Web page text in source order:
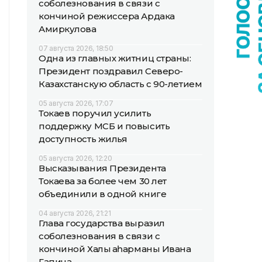
соболезнования в связи с
кончиной режиссера Ардака
Амиркулова
07 августа 2026, 18:50
Одна из главных житниц страны:
Президент поздравил Северо-
Казахстанскую область с 90-летием
05 августа 2026, 17:07
Токаев поручил усилить
поддержку МСБ и повысить
доступность жилья
05 августа 2026, 12:20
Высказывания Президента
Токаева за более чем 30 лет
объединили в одной книге
04 августа 2026, 21:21
Глава государства выразил
соболезнования в связи с
кончиной Халық қаһарманы Ивана